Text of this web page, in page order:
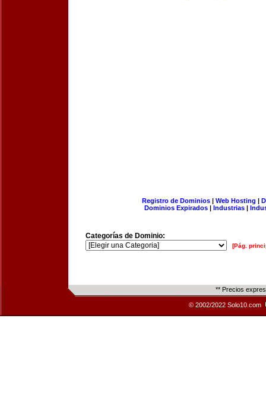
Registro de Dominios| Web Hosting |
Dominios Expirados | Industrias |
Categorías de Dominio:
[Pág.
** Precios
© 2002/2022 Solo10.com